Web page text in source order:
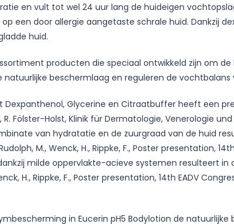
en vult tot wel 24 uur lang de huideigen
een door allergie aangetaste schrale huid. Dankzij
huid.
producten die speciaal ontwikkeld zijn om
beschermlaag en reguleren de
Glycerine en Citraatbuffer heeft een
R. Fölster-Holst, Klinik für Dermatologie, Venerologie
van hydratatie en de zuurgraad van de huid
M., Wenck, H., Rippke, F., Poster presentation,
milde oppervlakte-acieve systemen resulteert in
H., Rippke, F., Poster presentation, 14th EADV
in Eucerin pH5 Bodylotion de